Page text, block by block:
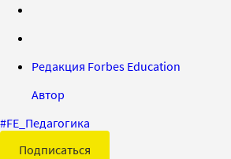
Редакция Forbes Education
Автор
#FE_Педагогика
Подписаться